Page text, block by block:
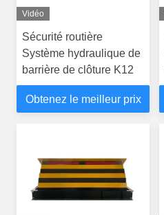
Vidéo
Sécurité routière
Système hydraulique de
barrière de clôture K12
Obtenez le meilleur prix